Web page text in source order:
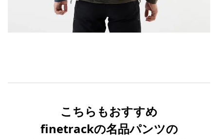
こちらもおすすめ
finetrackの名品パンツの